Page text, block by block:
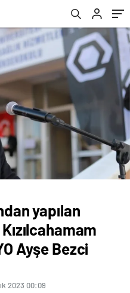
yapılan
Ayşe Bezci
2023 00:09